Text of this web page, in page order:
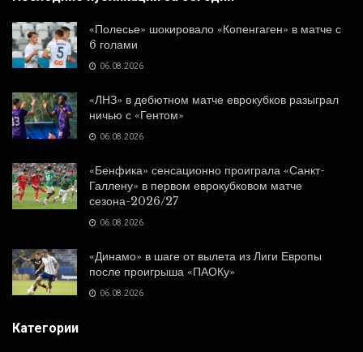
«Полесье» шокировало «Копенгаген» в матче с
6 голами
06.08.2026
«ЛНЗ» в дебютном матче еврокубков разыграл
ничью с «Гентом»
06.08.2026
«Бенфика» сенсационно проиграла «Санкт-
Галлену» в первом еврокубковом матче
сезона-2026/27
06.08.2026
«Динамо» в шаге от вылета из Лиги Европы
после проигрыша «ПАОКу»
06.08.2026
Категории